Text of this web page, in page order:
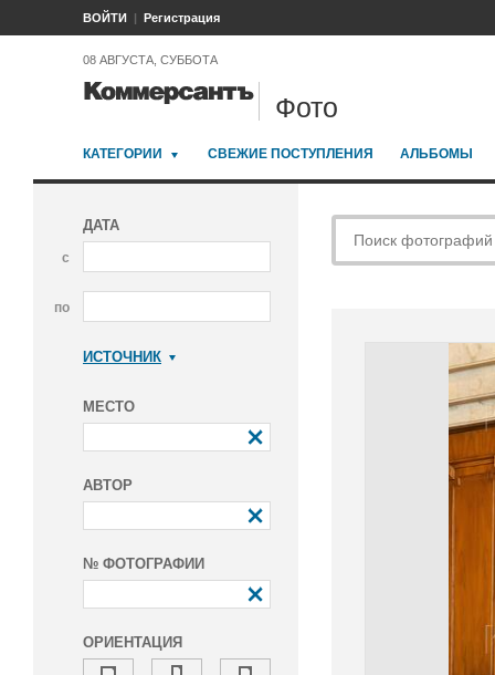
ВОЙТИ Регистрация
08 АВГУСТА, СУББОТА
Фото
КАТЕГОРИИ СВЕЖИЕ ПОСТУПЛЕНИЯ АЛЬБОМЫ
ДАТА
с
по
ИСТОЧНИК
МЕСТО
АВТОР
№ ФОТОГРАФИИ
ОРИЕНТАЦИЯ